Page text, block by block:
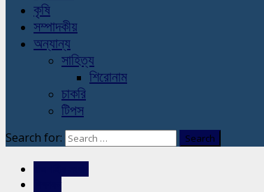
কৃষি
সম্পাদকীয়
অন্যান্য
সাহিত্য
শিরোনাম
চাকরি
টিপস
Search for: